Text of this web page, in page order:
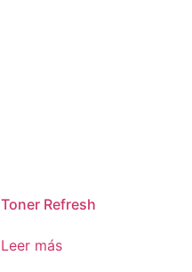
Toner Refresh
Leer más